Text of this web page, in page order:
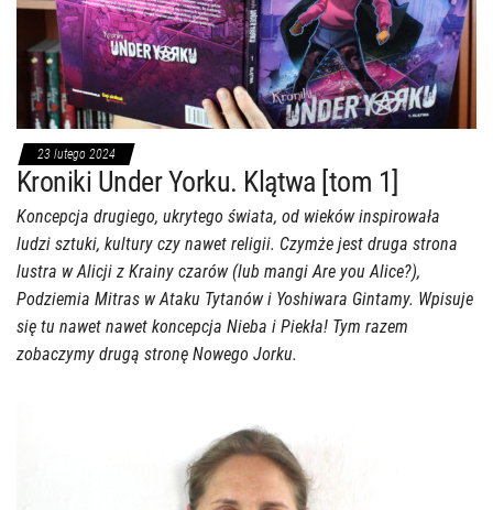
23 lutego 2024
Kroniki Under Yorku. Klątwa [tom 1]
Koncepcja drugiego, ukrytego świata, od wieków inspirowała
ludzi sztuki, kultury czy nawet religii. Czymże jest druga strona
lustra w Alicji z Krainy czarów (lub mangi Are you Alice?),
Podziemia Mitras w Ataku Tytanów i Yoshiwara Gintamy. Wpisuje
się tu nawet nawet koncepcja Nieba i Piekła! Tym razem
zobaczymy drugą stronę Nowego Jorku.